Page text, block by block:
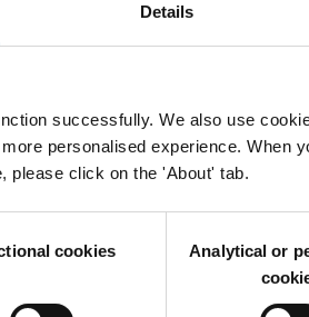
Details
successfully. We also use
personalised experience. When
please click on the 'About' tab.
cookies
Analytical or
exigen una cuota
y las telecomunicaciones. No hay
ineficientes y los consumidores